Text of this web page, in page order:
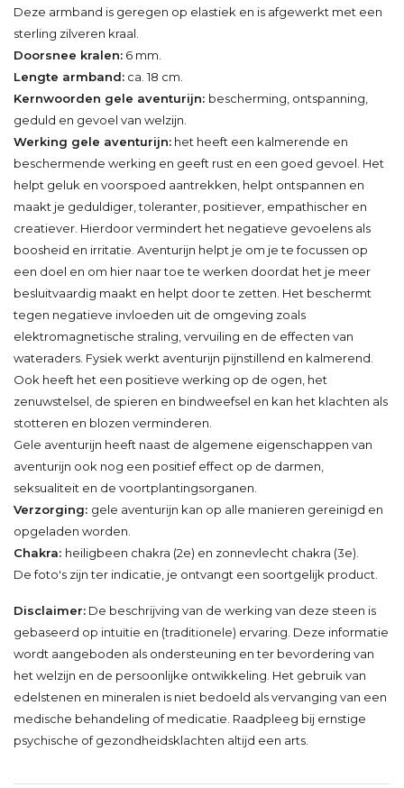
Deze armband is geregen op elastiek en is afgewerkt met een
sterling zilveren kraal.
Doorsnee kralen: 6 mm.
Lengte armband: ca. 18 cm.
Kernwoorden gele aventurijn: bescherming, ontspanning,
geduld en gevoel van welzijn.
Werking gele aventurijn: het heeft een kalmerende en
beschermende werking en geeft rust en een goed gevoel. Het
helpt geluk en voorspoed aantrekken, helpt ontspannen en
maakt je geduldiger, toleranter, positiever, empathischer en
creatiever. Hierdoor vermindert het negatieve gevoelens als
boosheid en irritatie. Aventurijn helpt je om je te focussen op
een doel en om hier naar toe te werken doordat het je meer
besluitvaardig maakt en helpt door te zetten. Het beschermt
tegen negatieve invloeden uit de omgeving zoals
elektromagnetische straling, vervuiling en de effecten van
wateraders. Fysiek werkt aventurijn pijnstillend en kalmerend.
Ook heeft het een positieve werking op de ogen, het
zenuwstelsel, de spieren en bindweefsel en kan het klachten als
stotteren en blozen verminderen.
Gele aventurijn heeft naast de algemene eigenschappen van
aventurijn ook nog een positief effect op de darmen,
seksualiteit en de voortplantingsorganen.
Verzorging: gele aventurijn kan op alle manieren gereinigd en
opgeladen worden.
Chakra: heiligbeen chakra (2e) en zonnevlecht chakra (3e).
De foto's zijn ter indicatie, je ontvangt een soortgelijk product.
Disclaimer: De beschrijving van de werking van deze steen is
gebaseerd op intuïtie en (traditionele) ervaring. Deze informatie
wordt aangeboden als ondersteuning en ter bevordering van
het welzijn en de persoonlijke ontwikkeling. Het gebruik van
edelstenen en mineralen is niet bedoeld als vervanging van een
medische behandeling of medicatie. Raadpleeg bij ernstige
psychische of gezondheidsklachten altijd een arts.